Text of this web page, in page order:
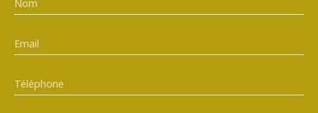
Nom
Email
Téléphone